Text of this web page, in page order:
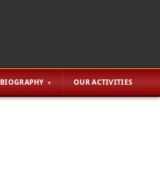
BIOGRAPHY OUR ACTIVITIES